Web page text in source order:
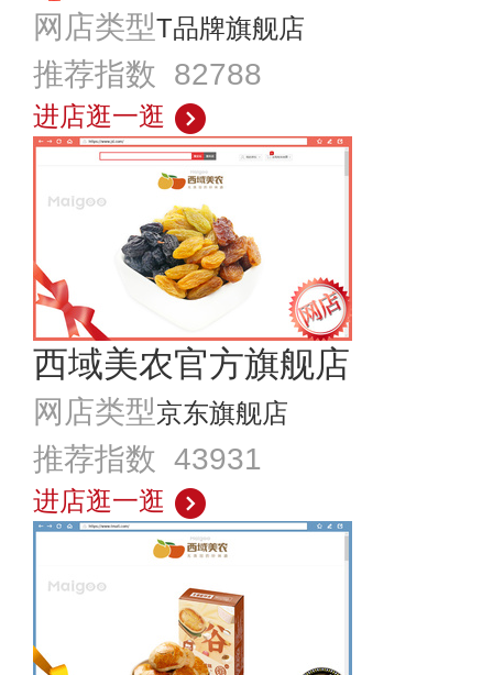
网店类型T品牌旗舰店
推荐指数 82788
进店逛一逛
西域美农官方旗舰店
网店类型京东旗舰店
推荐指数 43931
进店逛一逛